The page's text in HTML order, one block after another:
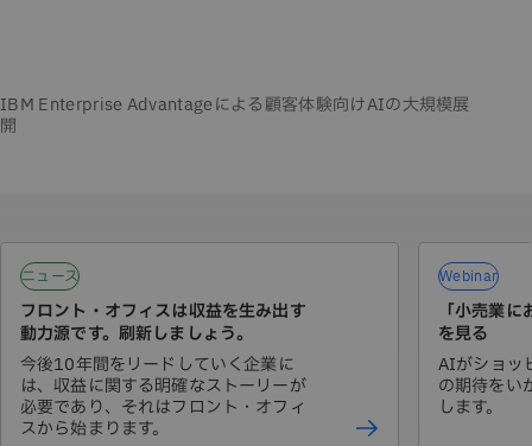
ニュース
フロント・オフィスは収益を生み出す
動力源です。刷新しましょう。
今後10年間をリードしていく企業に
は、収益に関する明確なストーリーが
必要であり、それはフロント・オフィ
スから始まります。
Webinar
「小売業
を見る
AIがショッ
の期待をい
します。